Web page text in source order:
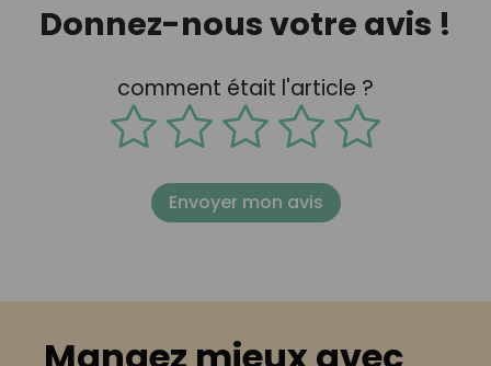
Donnez-nous votre avis !
comment était l'article ?
Envoyer mon avis